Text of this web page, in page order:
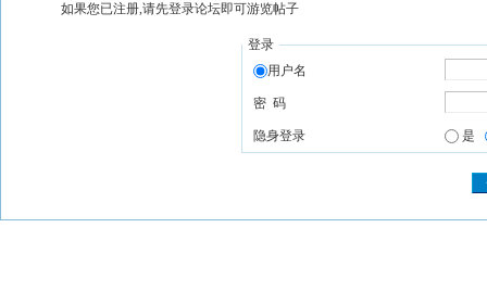
如果您已注册,请先登录论坛即可游览帖子
登录
用户名
密 码
隐身登录 是